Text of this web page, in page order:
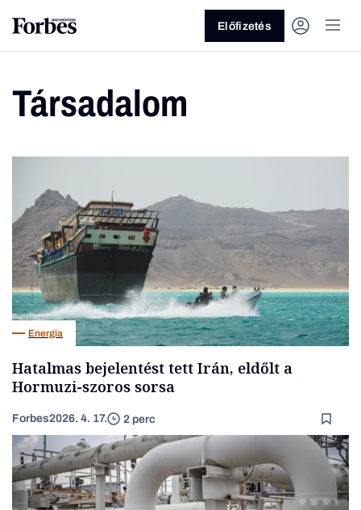
Vagy fedezze fel a következő
témákat
Pénz Zöld Legyél jobb!
Előfizetés
Társadalom
Energia
Hatalmas bejelentést tett Irán, eldőlt a
Hormuzi-szoros sorsa
Forbes2026. 4. 17. 2 perc